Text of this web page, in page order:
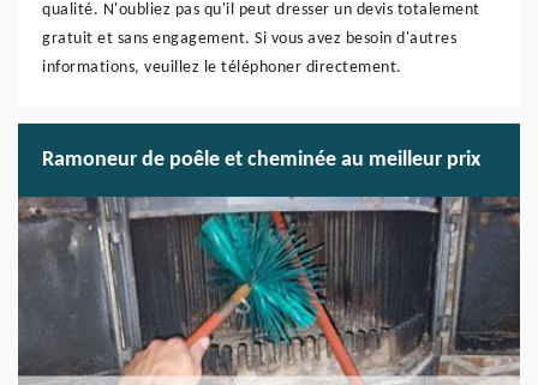
qualité. N'oubliez pas qu'il peut dresser un devis totalement
gratuit et sans engagement. Si vous avez besoin d'autres
informations, veuillez le téléphoner directement.
Ramoneur de poêle et cheminée au meilleur prix